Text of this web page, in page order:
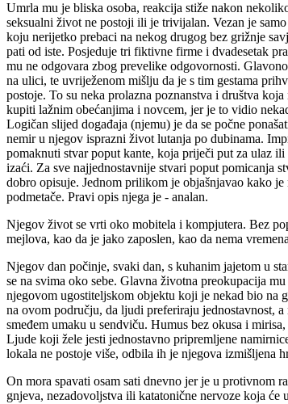
Umrla mu je bliska osoba, reakcija stiže nakon
seksualni život ne postoji ili je trivijalan. Vezan je
koju nerijetko prebaci na nekog drugog bez grižnje
pati od iste. Posjeduje tri fiktivne firme i dvadesetak
mu ne odgovara zbog prevelike odgovornosti.
na ulici, te uvriježenom mišlju da je s tim gestama
postoje. To su neka prolazna poznanstva i društva
kupiti lažnim obećanjima i novcem, jer je to vidio
Logičan slijed događaja (njemu) je da se počne
nemir u njegov isprazni život lutanja po dubinama.
pomaknuti stvar poput kante, koja priječi put za ulaz
izaći. Za sve najjednostavnije stvari poput pomicanja
dobro opisuje. Jednom prilikom je objašnjavao kako
podmetače. Pravi opis njega je - analan.
Njegov život se vrti oko mobitela i kompjutera. Bez
mejlova, kao da je jako zaposlen, kao da nema
Njegov dan počinje, svaki dan, s kuhanim jajetom u
se na svima oko sebe. Glavna životna preokupacija
njegovom ugostiteljskom objektu koji je nekad bio na
na ovom području, da ljudi preferiraju jednostavnost,
smeđem umaku u sendviču. Humus bez okusa i
Ljude koji žele jesti jednostavno pripremljene
lokala ne postoje više, odbila ih je njegova izmišljena
On mora spavati osam sati dnevno jer je u protivnom
gnjeva, nezadovoljstva ili katatonične nervoze koja će